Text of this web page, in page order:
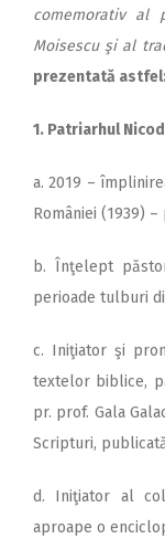
comemorativ al
Moisescu şi al
prezentată
1. Patriarhul
a. 2019 –
României (1939)
b. Înţelept
perioade tulburi
c. Iniţiator şi
textelor biblice,
pr. prof. Gala
Scripturi,
d. Iniţiator al
aproape o